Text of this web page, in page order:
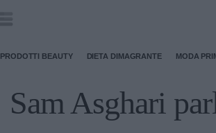
PRODOTTI BEAUTY DIETA DIMAGRANTE MODA
Sam Asghari